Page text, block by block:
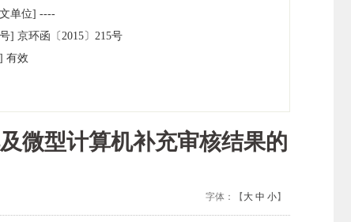
单位] ----
] 京环函〔2015〕215号
有效
微型计算机补充审核结果的
字体：【 大 中 小】